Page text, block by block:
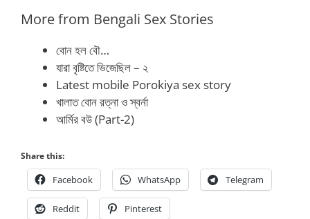
More from Bengali Sex Stories
বোন হল বৌ…
যারা বৃষ্টিতে ভিজেছিল – ২
Latest mobile Porokiya sex story
খালাত বোন রত্না ও স্বর্না
আর্মির বউ (Part-2)
Share this:
Facebook WhatsApp Telegram
Reddit Pinterest